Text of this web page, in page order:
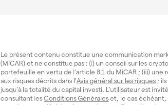
Le présent contenu constitue une communication
(MiCAR) et ne constitue pas : (i) un conseil sur les
portefeuille en vertu de l'article 81 du MiCAR ; (iii)
aux risques décrits dans l'Avis général sur les risques ;
jusqu'à la totalité du capital investi. L'utilisateur est
consultant lesConditions Généraleset, le cas échéant,